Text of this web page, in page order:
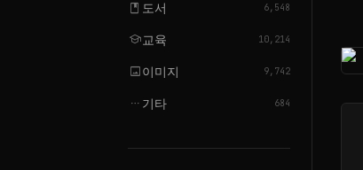
book 도서 6,548
school교육 10,214
image이미지 9,742
more_horiz 기타 684